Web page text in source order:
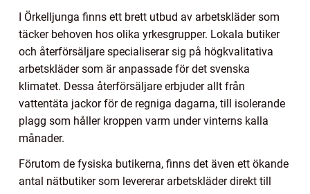
I Örkelljunga finns ett brett utbud av arbetskläder som
täcker behoven hos olika yrkesgrupper. Lokala butiker
och återförsäljare specialiserar sig på högkvalitativa
arbetskläder som är anpassade för det svenska
klimatet. Dessa återförsäljare erbjuder allt från
vattentäta jackor för de regniga dagarna, till isolerande
plagg som håller kroppen varm under vinterns kalla
månader.
Förutom de fysiska butikerna, finns det även ett ökande
antal nätbutiker som levererar arbetskläder direkt till